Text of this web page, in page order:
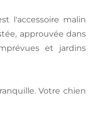
l'accessoire malin
approuvée dans
et jardins
Votre chien